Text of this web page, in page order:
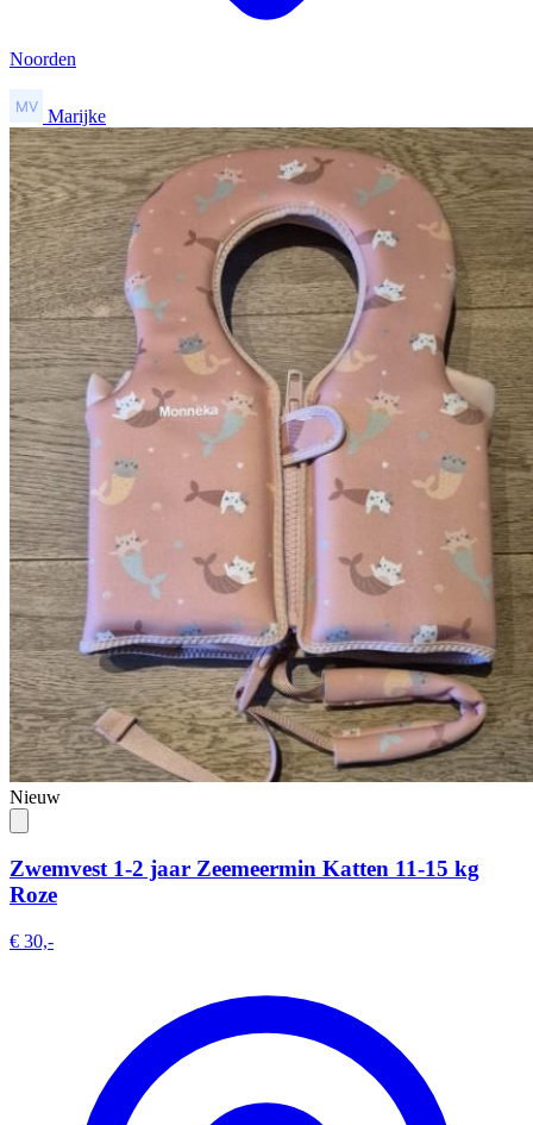
Noorden
Marijke
Nieuw
Zwemvest 1-2 jaar Zeemeermin Katten 11-15 kg
Roze
€ 30,-